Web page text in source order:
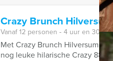
Crazy Brunch Hilversum
Vanaf 12 personen ‐ 4 uur en 30
Met Crazy Brunch Hilversum
nog leuke hilarische Crazy 88